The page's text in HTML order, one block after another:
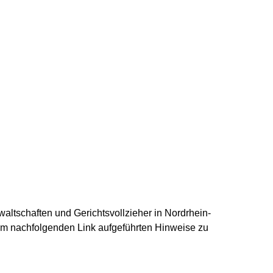
und Gerichtsvollzieher in Nordrhein-
nachfolgenden Link aufgeführten Hinweise zu